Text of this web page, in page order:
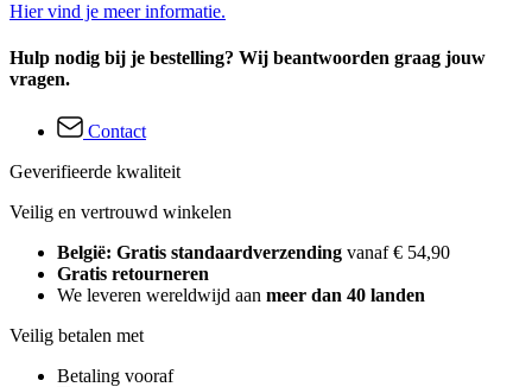
Hier vind je meer informatie.
Hulp nodig bij je bestelling? Wij beantwoorden graag jouw
vragen.
Contact
Geverifieerde kwaliteit
Veilig en vertrouwd winkelen
België: Gratis standaardverzending vanaf € 54,90
Gratis retourneren
We leveren wereldwijd aan meer dan 40 landen
Veilig betalen met
Betaling vooraf